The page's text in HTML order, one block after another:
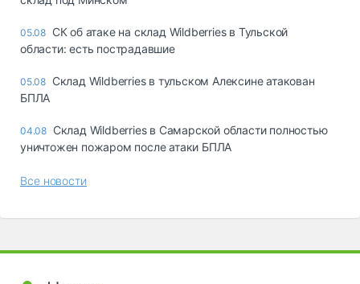
05.08 СК об атаке на склад Wildberries в Тульской
области: есть пострадавшие
05.08 Склад Wildberries в тульском Алексине атакован
БПЛА
04.08 Склад Wildberries в Самарской области полностью
уничтожен пожаром после атаки БПЛА
Все новости